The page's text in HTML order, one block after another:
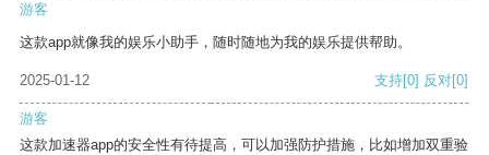
游客
这款app就像我的娱乐小助手，随时随地为我的娱乐提供帮助。
2025-01-12 支持[0] 反对[0]
游客
这款加速器app的安全性有待提高，可以加强防护措施，比如增加双重验